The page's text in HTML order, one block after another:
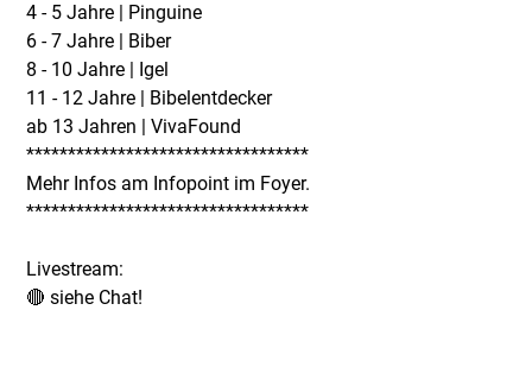
4 - 5 Jahre | Pinguine
6 - 7 Jahre | Biber
8 - 10 Jahre | Igel
11 - 12 Jahre | Bibelentdecker
ab 13 Jahren | VivaFound
**********************************
Mehr Infos am Infopoint im Foyer.
**********************************
Livestream:
🔴 siehe Chat!